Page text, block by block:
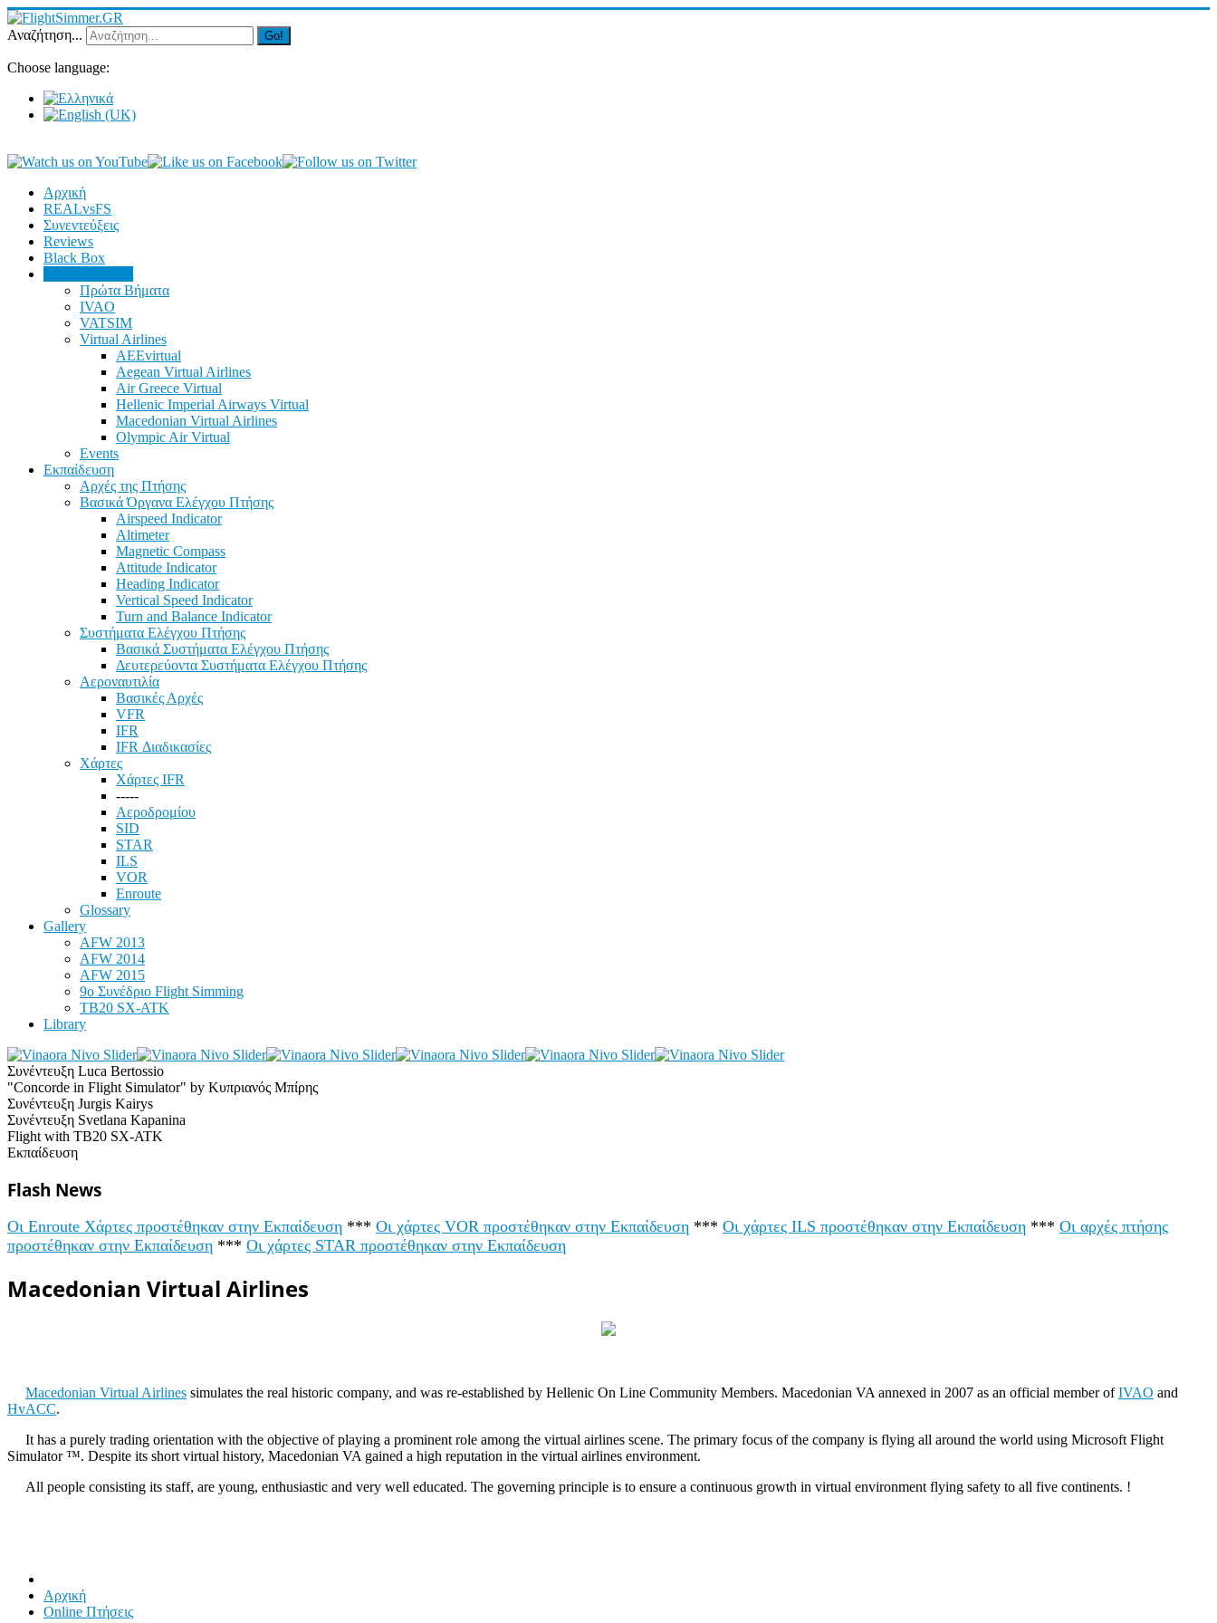
Αναζήτηση... Go!
Choose language:
Αρχική
REALvsFS
Συνεντεύξεις
Reviews
Black Box
Πρώτα Βήματα
IVAO
VATSIM
Virtual Airlines
AEEvirtual
Aegean Virtual Airlines
Air Greece Virtual
Hellenic Imperial Airways Virtual
Macedonian Virtual Airlines
Olympic Air Virtual
Events
Εκπαίδευση
Αρχές της Πτήσης
Βασικά Όργανα Ελέγχου Πτήσης
Airspeed Indicator
Altimeter
Magnetic Compass
Attitude Indicator
Heading Indicator
Vertical Speed Indicator
Turn and Balance Indicator
Συστήματα Ελέγχου Πτήσης
Βασικά Συστήματα Ελέγχου Πτήσης
Δευτερεύοντα Συστήματα Ελέγχου Πτήσης
Αεροναυτιλία
Βασικές Αρχές
VFR
IFR
IFR Διαδικασίες
Χάρτες
Χάρτες IFR
-----
Αεροδρομίου
SID
STAR
ILS
VOR
Enroute
Glossary
Gallery
AFW 2013
AFW 2014
AFW 2015
9ο Συνέδριο Flight Simming
TB20 SX-ATK
Library
Συνέντευξη Luca Bertossio
"Concorde in Flight Simulator" by Κυπριανός Μπίρης
Συνέντευξη Jurgis Kairys
Συνέντευξη Svetlana Kapanina
Flight with TB20 SX-ATK
Εκπαίδευση
Flash News
Οι Enroute Χάρτες προστέθηκαν στην Εκπαίδευση *** Οι χάρτες VOR προστέθηκαν στην Εκπαίδευση *** Οι χάρτες ILS προστέθηκαν στην Εκπαίδευση *** Οι αρχές πτήσης
προστέθηκαν στην Εκπαίδευση *** Οι χάρτες STAR προστέθηκαν στην Εκπαίδευση
Macedonian Virtual Airlines
Macedonian Virtual Airlines simulates the real historic company, and was re-established by Hellenic On Line Community Members. Macedonian VA annexed in 2007 as an official member ofIVAO and
HvACC.
It has a purely trading orientation with the objective of playing a prominent role among the virtual airlines scene. The primary focus of the company is flying all around the world using Microsoft Flight
Simulator ™. Despite its short virtual history, Macedonian VA gained a high reputation in the virtual airlines environment.
All people consisting its staff, are young, enthusiastic and very well educated. The governing principle is to ensure a continuous growth in virtual environment flying safety to all five continents. !
Αρχική
Online Πτήσεις